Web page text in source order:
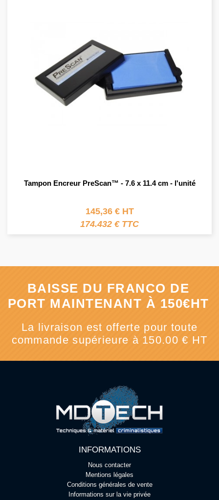
Tampon Encreur PreScan™ - 7.6 x 11.4 cm - l'unité
145,36 € HT
174.432 € TTC
BAISSE DU FRANCO DE
PORT MAINTENANT À 150€HT
La livraison est offerte pour toute
commande supérieure à 150.00 € HT
INFORMATIONS
Nous contacter
Mentions légales
Conditions générales de vente
Informations sur la vie privée